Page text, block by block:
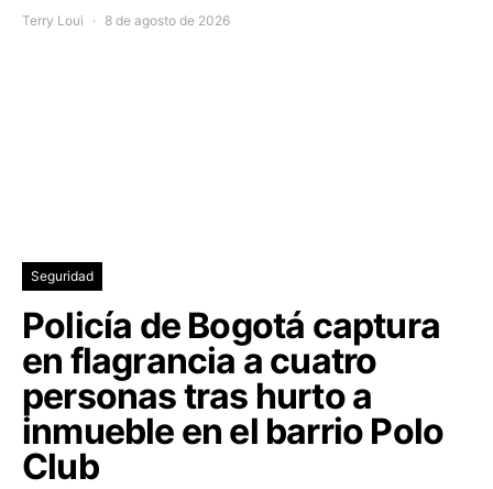
Terry Loui 8 de agosto de 2026
Seguridad
Policía de Bogotá captura
en flagrancia a cuatro
personas tras hurto a
inmueble en el barrio Polo
Club